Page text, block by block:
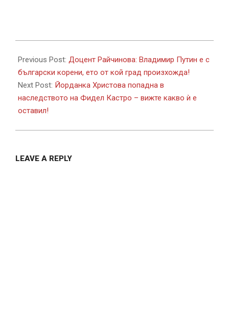
11-
07
Previous Post: Доцент Райчинова: Владимир Путин е с
български корени, ето от кой град произхожда!
Next Post: Йорданка Христова попадна в
наследството на Фидел Кастро – вижте какво ѝ е
оставил!
LEAVE A REPLY